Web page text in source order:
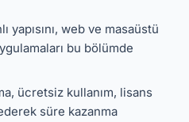
yapısını, web ve masaüstü
bu bölümde
ücretsiz kullanım, lisans
süre kazanma